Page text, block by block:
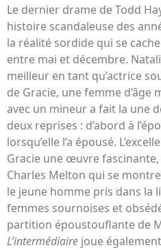
Le dernier drame de Todd
histoire scandaleuse des
la réalité sordide qui se
entre mai et décembre.
meilleur en tant qu’actrice
de Gracie, une femme d’âge
avec un mineur a fait la une
deux reprises : d’abord à
lorsqu’elle l’a épousé.
Gracie une œuvre fascinante,
Charles Melton qui se
le jeune homme pris dans la
femmes sournoises et
partition époustouflante de
L’intermédiaire joue